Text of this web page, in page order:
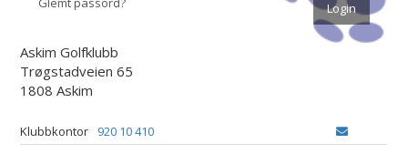
Askim Golfklubb
Trøgstadveien 65
1808 Askim
Klubbkontor
920 10 410